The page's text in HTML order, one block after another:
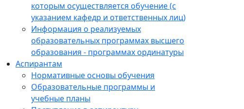
которым осуществляется обучение (с
указанием кафедр и ответственных лиц)
Информация о реализуемых
образовательных программах высшего
образования - программах ординатуры
Аспирантам
Нормативные основы обучения
Образовательные программы и
учебные планы